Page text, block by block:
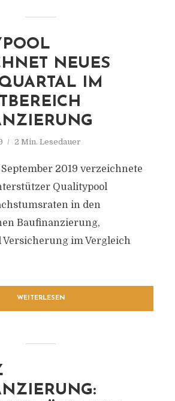
NEUES
IM
2 Min. Lesedauer
2019 verzeichnete
Qualitypool
in den
Baufinanzierung,
Versicherung im Vergleich
WEITERLESEN